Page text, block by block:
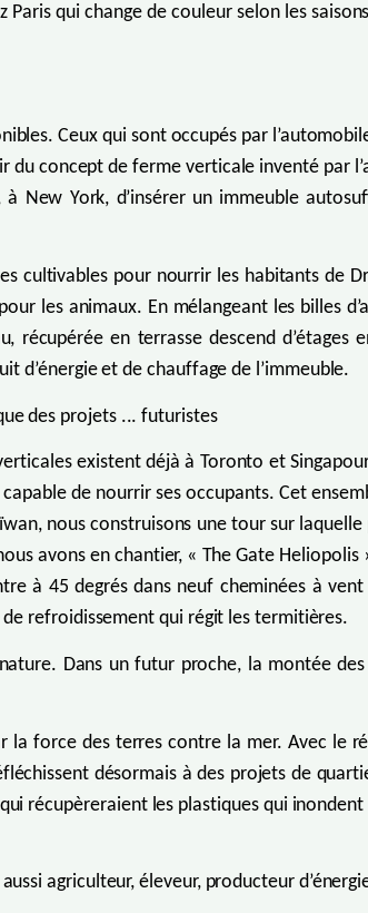
qui change de couleur selon les
Ceux qui sont occupés par
du concept de ferme verticale inventé par
New York, d’insérer un immeuble
cultivables pour nourrir les habitants de
les animaux. En mélangeant les billes
récupérée en terrasse descend
d’énergie et de chauffage de l’immeuble.
des projets ... futuristes
existent déjà à Toronto et
de nourrir ses occupants. Cet
nous construisons une tour sur
avons en chantier, « The Gate
à 45 degrés dans neuf cheminées à
refroidissement qui régit les termitières.
Dans un futur proche, la montée
la force des terres contre la mer. Avec le
désormais à des projets de
récupèreraient les plastiques qui
agriculteur, éleveur, producteur